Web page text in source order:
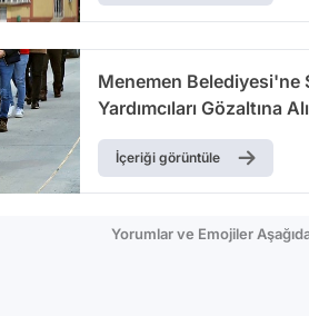
Menemen Belediyesi'ne
Yardımcıları Gözaltına
İçeriği görüntüle
Yorumlar ve Emojiler